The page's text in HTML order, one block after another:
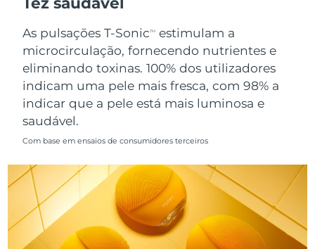
As pulsações T-SonicTM
estimulam a
microcirculação, fornecendo nutrientes e
eliminando toxinas. 100% dos utilizadores
indicam uma pele mais fresca, com 98% a
indicar que a pele está mais luminosa e
saudável.
Com base em ensaios de consumidores terceiros
Singapura Entrega prevista
Eslováquia
Eslovênia Entrega prevista 11/08/2026
África do Sul
Espanha Entrega prevista11/08/2026
Suécia Entrega prevista 11/08/2026